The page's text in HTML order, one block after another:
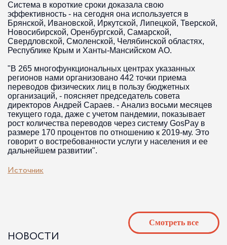
Система в короткие сроки доказала свою
эффективность - на сегодня она используется в
Брянской, Ивановской, Иркутской, Липецкой, Тверской,
Новосибирской, Оренбургской, Самарской,
Свердловской, Смоленской, Челябинской областях,
Республике Крым и Ханты-Мансийском АО.
"В 265 многофункциональных центрах указанных
регионов нами организовано 442 точки приема
переводов физических лиц в пользу бюджетных
организаций, - поясняет председатель совета
директоров Андрей Сараев. - Анализ восьми месяцев
текущего года, даже с учетом пандемии, показывает
рост количества переводов через систему GosPay в
размере 170 процентов по отношению к 2019-му. Это
говорит о востребованности услуги у населения и ее
дальнейшем развитии".
Источник
НОВОСТИ
Cмотреть все